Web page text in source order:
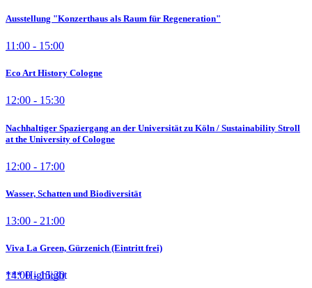
Ausstellung "Konzerthaus als Raum für Regeneration"
11:00 - 15:00
Eco Art History Cologne
12:00 - 15:30
Nachhaltiger Spaziergang an der Universität zu Köln / Sustainability Stroll
at the University of Cologne
12:00 - 17:00
Wasser, Schatten und Biodiversität
13:00 - 21:00
Viva La Green, Gürzenich (Eintritt frei)
14:00 - 15:30